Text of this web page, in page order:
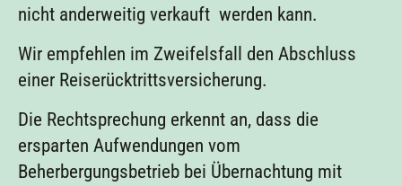
nicht anderweitig verkauft werden kann.
Wir empfehlen im Zweifelsfall den Abschluss
einer Reiserücktrittsversicherung.
Die Rechtsprechung erkennt an, dass die
ersparten Aufwendungen vom
Beherbergungsbetrieb bei Übernachtung mit